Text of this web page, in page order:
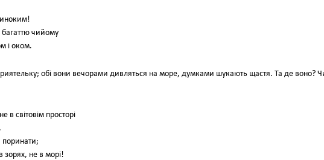
багаттю чийому
і оком.
обі вони вечорами дивляться на море, думками шукають щастя. Та де воно?
в світовім просторі
зорях, не в морі!